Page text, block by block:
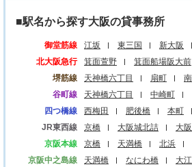
■駅名から探す大阪の貸事務所
御堂筋線 江坂 東三国
新大阪
北大阪急行
箕面萱野
箕面船場阪大前
堺筋線
天神橋六丁目 扇町
谷町線
天神橋六丁目
中崎町
四つ橋線
西梅田 肥後橋
本町
JR東西線
京橋 大阪城北詰
大
京阪本線
京橋 天満橋
北浜
京阪中之島線
天満橋 なにわ橋 大